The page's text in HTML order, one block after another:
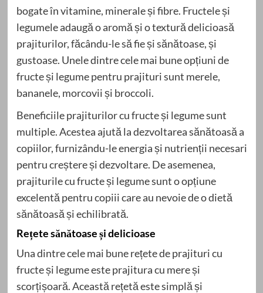
bogate în vitamine, minerale și fibre. Fructele și
legumele adaugă o aromă și o textură delicioasă
prajiturilor, făcându-le să fie și sănătoase, și
gustoase. Unele dintre cele mai bune opțiuni de
fructe și legume pentru prajituri sunt merele,
bananele, morcovii și broccoli.
Beneficiile prajiturilor cu fructe și legume sunt
multiple. Acestea ajută la dezvoltarea sănătoasă a
copiilor, furnizându-le energia și nutrienții necesari
pentru creștere și dezvoltare. De asemenea,
prajiturile cu fructe și legume sunt o opțiune
excelentă pentru copiii care au nevoie de o dietă
sănătoasă și echilibrată.
Rețete sănătoase și delicioase
Una dintre cele mai bune rețete de prajituri cu
fructe și legume este prajitura cu mere și
scorțișoară. Această rețetă este simplă și